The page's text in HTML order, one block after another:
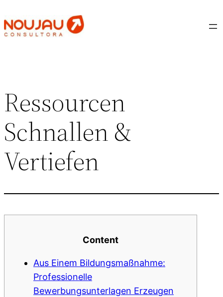
al
contenido
Ressourcen
Schnallen &
Vertiefen
Content
Aus Einem Bildungsmaßnahme:
Professionelle
Bewerbungsunterlagen Erzeugen